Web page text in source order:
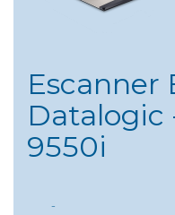
Escanner
Datalogic
9550i
-